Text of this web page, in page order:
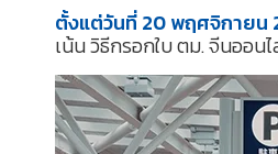
ตั้งแต่วันที่ 20 พฤศจิกายน
เน้น วิธีกรอกใบ ตม. จีนออน